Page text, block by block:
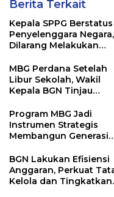
Berita Terkait
Kepala SPPG Berstatus
Penyelenggara Negara,
Dilarang Melakukan
MBG Perdana Setelah
Libur Sekolah, Wakil
Kepala BGN Tinjau
MBG di Jakarta Pusat
Program MBG Jadi
Instrumen Strategis
Membangun Generasi
BGN Lakukan Efisiensi
Anggaran, Perkuat
Kelola dan Tingkatkan